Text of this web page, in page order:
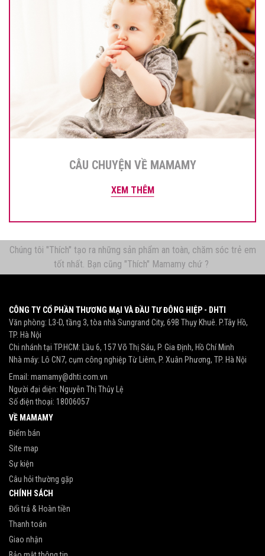
CÂU CHUYỆN VỀ MAMAMY
XEM THÊM
Chúng tôi "Thích" tạo ra những sản phẩm an toàn, chăm sóc trẻ em
tốt nhất. Bạn cũng "Thích" Mamamy chứ ?
CÔNG TY CỔ PHẦN THƯƠNG MẠI VÀ ĐẦU TƯ ĐÔNG HIỆP - DHTI
Văn phòng: L3-D, tầng 3, tòa nhà Sungrand City, 69B Thụy Khuê. P.Tây Hồ,
TP. Hà Nội
Chi nhánh tại TP.HCM: Lầu 6, 157 Võ Thị Sáu, P. Gia Định, Hồ Chí Minh
Nhà máy: Lô CN7, cụm công nghiệp Từ Liêm, P. Xuân Phương, TP. Hà Nội
Email: mamamy@dhti.com.vn
Người đại diện: Nguyễn Thị Thủy Lệ
Số điện thoại: 18006057
VỀ MAMAMY
Điểm bán
Site map
Sự kiện
Câu hỏi thường gặp
CHÍNH SÁCH
Đổi trả & Hoàn tiền
Thanh toán
Giao nhận